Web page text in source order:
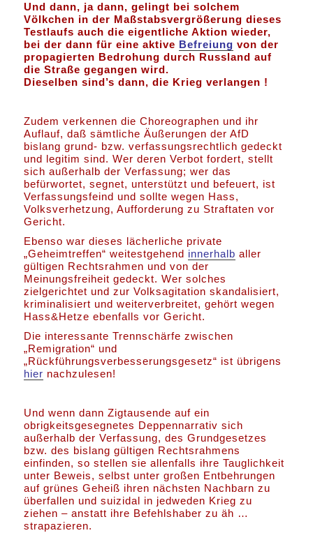
Und dann, ja dann, gelingt bei solchem
Völkchen in der Maßstabsvergrößerung dieses
Testlaufs auch die eigentliche Aktion wieder,
bei der dann für eine aktive Befreiung von der
propagierten Bedrohung durch Russland auf
die Straße gegangen wird.
Dieselben sind’s dann, die Krieg verlangen !
Zudem verkennen die Choreographen und ihr
Auflauf, daß sämtliche Äußerungen der AfD
bislang grund- bzw. verfassungsrechtlich gedeckt
und legitim sind. Wer deren Verbot fordert, stellt
sich außerhalb der Verfassung; wer das
befürwortet, segnet, unterstützt und befeuert, ist
Verfassungsfeind und sollte wegen Hass,
Volksverhetzung, Aufforderung zu Straftaten vor
Gericht.
Ebenso war dieses lächerliche private
„Geheimtreffen“ weitestgehend innerhalb aller
gültigen Rechtsrahmen und von der
Meinungsfreiheit gedeckt. Wer solches
zielgerichtet und zur Volksagitation skandalisiert,
kriminalisiert und weiterverbreitet, gehört wegen
Hass&Hetze ebenfalls vor Gericht.
Die interessante Trennschärfe zwischen
„Remigration“ und
„Rückführungsverbesserungsgesetz“ ist übrigens
hier nachzulesen!
Und wenn dann Zigtausende auf ein
obrigkeitsgesegnetes Deppennarrativ sich
außerhalb der Verfassung, des Grundgesetzes
bzw. des bislang gültigen Rechtsrahmens
einfinden, so stellen sie allenfalls ihre Tauglichkeit
unter Beweis, selbst unter großen Entbehrungen
auf grünes Geheiß ihren nächsten Nachbarn zu
überfallen und suizidal in jedweden Krieg zu
ziehen – anstatt ihre Befehlshaber zu äh …
strapazieren.